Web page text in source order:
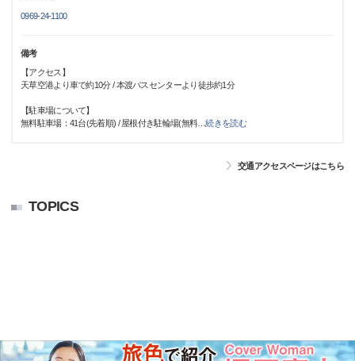
0969-24-1100
備考
【アクセス】
天草空港より車で約10分 / 本渡バスセンターより徒歩約1分
【駐車場について】
無料駐車場：41台(先着順) / 屋根付き駐輪場(無料…続きを読む
交通アクセスページはこちら
TOPICS